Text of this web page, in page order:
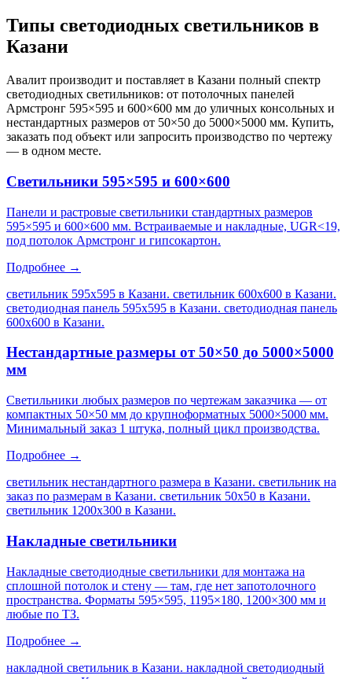
Типы светодиодных светильников в
Казани
Авалит производит и поставляет в Казани полный спектр
светодиодных светильников: от потолочных панелей
Армстронг 595×595 и 600×600 мм до уличных консольных и
нестандартных размеров от 50×50 до 5000×5000 мм. Купить,
заказать под объект или запросить производство по чертежу
— в одном месте.
Светильники 595×595 и 600×600
Панели и растровые светильники стандартных размеров
595×595 и 600×600 мм. Встраиваемые и накладные, UGR<19,
под потолок Армстронг и гипсокартон.
Подробнее →
светильник 595х595 в Казани. светильник 600х600 в Казани.
светодиодная панель 595х595 в Казани. светодиодная панель
600х600 в Казани.
Нестандартные размеры от 50×50 до 5000×5000
мм
Светильники любых размеров по чертежам заказчика — от
компактных 50×50 мм до крупноформатных 5000×5000 мм.
Минимальный заказ 1 штука, полный цикл производства.
Подробнее →
светильник нестандартного размера в Казани. светильник на
заказ по размерам в Казани. светильник 50х50 в Казани.
светильник 1200х300 в Казани.
Накладные светильники
Накладные светодиодные светильники для монтажа на
сплошной потолок и стену — там, где нет запотолочного
пространства. Форматы 595×595, 1195×180, 1200×300 мм и
любые по ТЗ.
Подробнее →
накладной светильник в Казани. накладной светодиодный